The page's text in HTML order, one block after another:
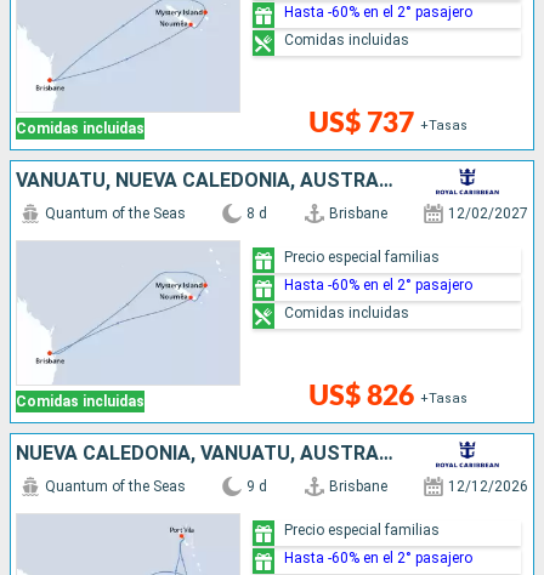
Comidas incluidas US$ 737 +Tasas
Hasta -60% en el 2° pasajero
Comidas incluidas
VANUATU, NUEVA CALEDONIA, AUSTRALIA
Comidas incluidas
Quantum of the Seas 8 d Brisbane 12/02/2027
US$ 826 +Tasas
Precio especial familias
Hasta -60% en el 2° pasajero
Comidas incluidas
NUEVA CALEDONIA, VANUATU, AUSTRALIA
Quantum of the Seas 9 d Brisbane 12/12/2026
Precio especial familias
Hasta -60% en el 2° pasajero